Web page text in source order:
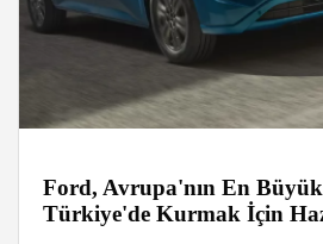
Ford, Avrupa'nın En
Türkiye'de Kurmak İçin